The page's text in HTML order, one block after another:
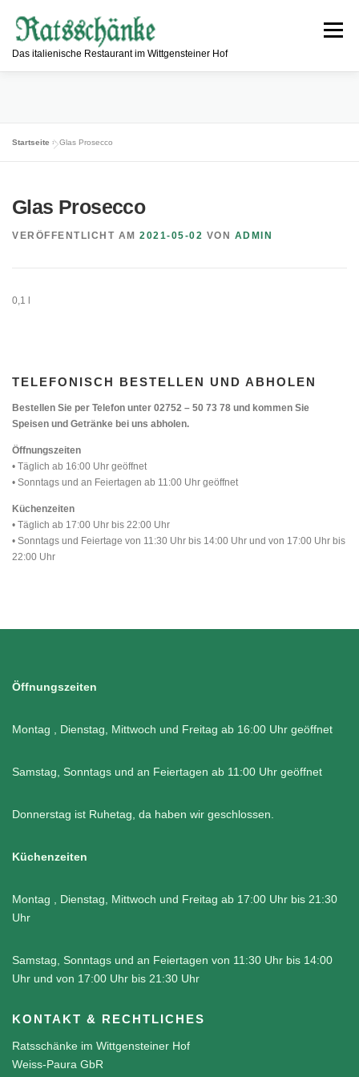
Inhalt
springen
Das italienische Restaurant im Wittgensteiner Hof
Menü
Startseite »Glas Prosecco
Glas Prosecco
VERÖFFENTLICHT AM 2021-05-02 VON ADMIN
0,1 l
TELEFONISCH BESTELLEN UND ABHOLEN
Bestellen Sie per Telefon unter 02752 – 50 73 78 und kommen Sie
Speisen und Getränke bei uns abholen.
Öffnungszeiten
• Täglich ab 16:00 Uhr geöffnet
• Sonntags und an Feiertagen ab 11:00 Uhr geöffnet
Küchenzeiten
• Täglich ab 17:00 Uhr bis 22:00 Uhr
• Sonntags und Feiertage von 11:30 Uhr bis 14:00 Uhr und von 17:00 Uhr bis
22:00 Uhr
Öffnungszeiten
Montag , Dienstag, Mittwoch und Freitag ab 16:00 Uhr geöffnet
Samstag, Sonntags und an Feiertagen ab 11:00 Uhr geöffnet
Donnerstag ist Ruhetag, da haben wir geschlossen.
Küchenzeiten
Montag , Dienstag, Mittwoch und Freitag ab 17:00 Uhr bis 21:30
Uhr
Samstag, Sonntags und an Feiertagen von 11:30 Uhr bis 14:00
Uhr und von 17:00 Uhr bis 21:30 Uhr
KONTAKT & RECHTLICHES
Ratsschänke im Wittgensteiner Hof
Weiss-Paura GbR